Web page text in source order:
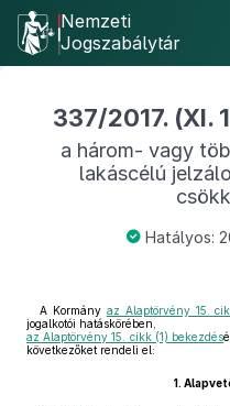
Nemzeti
Jogszabálytár
337/2017. (XI.
a három- vagy
lakáscélú
Hatályos:
A Kormány az Alaptörvény 15.
jogalkotói hatáskörében,
az Alaptörvény 15. cikk (1) bekezdés
következőket rendeli el:
1.